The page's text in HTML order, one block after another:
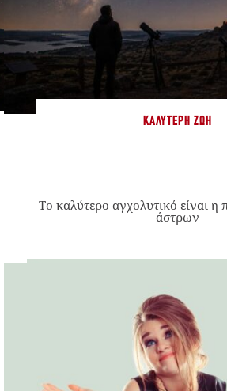
ΚΑΛΎΤΕΡΗ ΖΩΉ
Το καλύτερο αγχολυτικό είναι
άστρων